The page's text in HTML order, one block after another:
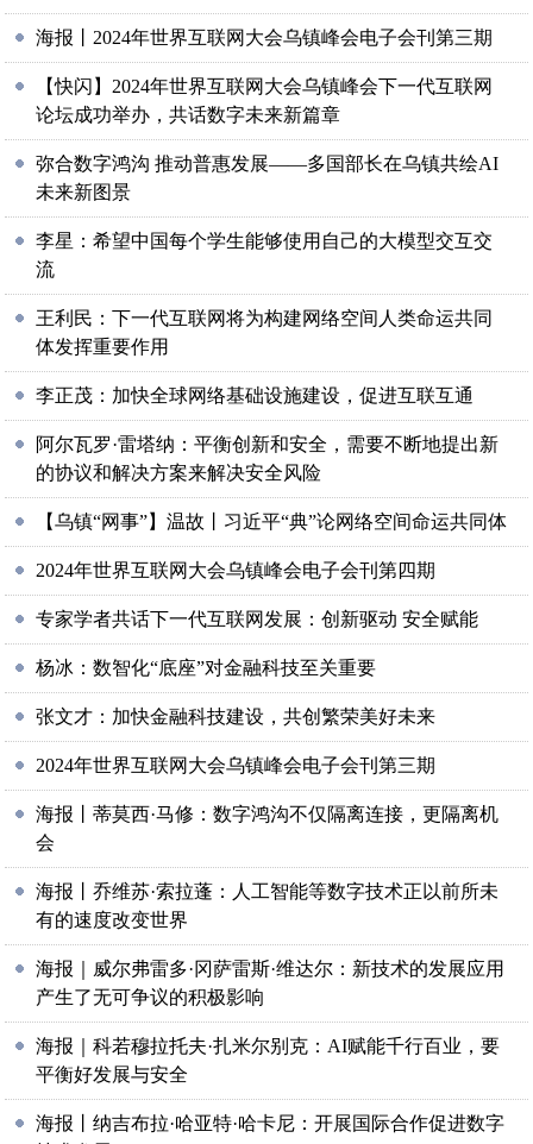
海报丨2024年世界互联网大会乌镇峰会电子会刊第三期
【快闪】2024年世界互联网大会乌镇峰会下一代互联网
论坛成功举办，共话数字未来新篇章
弥合数字鸿沟 推动普惠发展——多国部长在乌镇共绘AI
未来新图景
李星：希望中国每个学生能够使用自己的大模型交互交
流
王利民：下一代互联网将为构建网络空间人类命运共同
体发挥重要作用
李正茂：加快全球网络基础设施建设，促进互联互通
阿尔瓦罗·雷塔纳：平衡创新和安全，需要不断地提出新
的协议和解决方案来解决安全风险
【乌镇“网事”】温故丨习近平“典”论网络空间命运共同体
2024年世界互联网大会乌镇峰会电子会刊第四期
专家学者共话下一代互联网发展：创新驱动 安全赋能
杨冰：数智化“底座”对金融科技至关重要
张文才：加快金融科技建设，共创繁荣美好未来
2024年世界互联网大会乌镇峰会电子会刊第三期
海报丨蒂莫西·马修：数字鸿沟不仅隔离连接，更隔离机
会
海报丨乔维苏·索拉蓬：人工智能等数字技术正以前所未
有的速度改变世界
海报｜威尔弗雷多·冈萨雷斯·维达尔：新技术的发展应用
产生了无可争议的积极影响
海报｜科若穆拉托夫·扎米尔别克：AI赋能千行百业，要
平衡好发展与安全
海报丨纳吉布拉·哈亚特·哈卡尼：开展国际合作促进数字